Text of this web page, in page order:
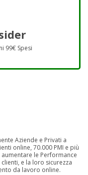
99€ Spesi
Aziende e Privati a
online, 70.000 PMI e più
le Performance
e la loro sicurezza
da lavoro online.